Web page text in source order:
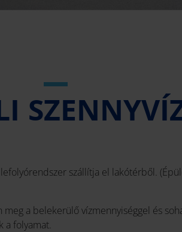
szállítja el lakótérből.
a belekerülő vízmennyiséggel és
a folyamat.